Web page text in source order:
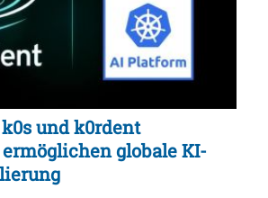
und k0rdent
globale KI-